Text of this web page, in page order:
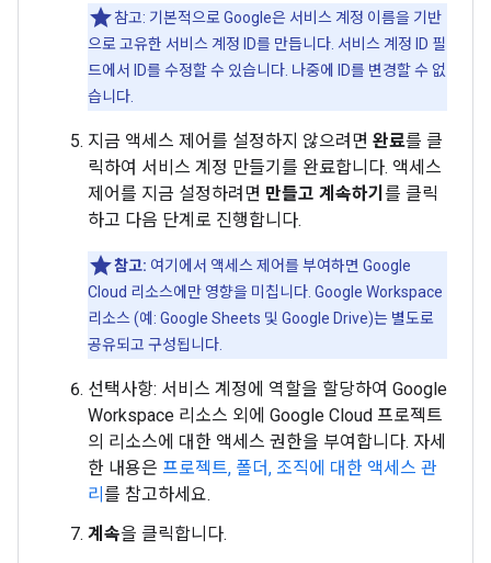
참고: 기본적으로 Google은 서비스 계정 이름을 기반
으로 고유한 서비스 계정 ID를 만듭니다. 서비스 계정 ID 필
드에서 ID를 수정할 수 있습니다. 나중에 ID를 변경할 수 없
습니다.
지금 액세스 제어를 설정하지 않으려면 완료를 클
릭하여 서비스 계정 만들기를 완료합니다. 액세스
제어를 지금 설정하려면 만들고 계속하기 를 클릭
하고 다음 단계로 진행합니다.
참고: 여기에서 액세스 제어를 부여하면 Google
Cloud 리소스에만 영향을 미칩니다. Google Workspace
리소스 (예: Google Sheets 및 Google Drive)는 별도로
공유되고 구성됩니다.
선택사항: 서비스 계정에 역할을 할당하여 Google
Workspace 리소스 외에 Google Cloud 프로젝트
의 리소스에 대한 액세스 권한을 부여합니다. 자세
한 내용은 프로젝트, 폴더, 조직에 대한 액세스 관
리 를 참고하세요.
계속을 클릭합니다.